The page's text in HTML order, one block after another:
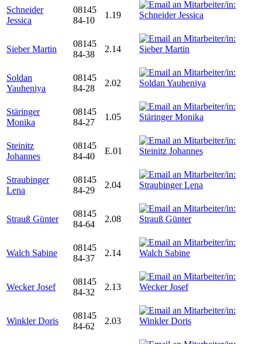
Schneider
Jessica
08145
84-10
1.19
Sieber Martin
08145
84-38
2.14
Soldan
Yauheniya
08145
84-28
2.02
Stäringer
Monika
08145
84-27
1.05
Steinitz
Johannes
08145
84-40
E.01
Straubinger
Lena
08145
84-29
2.04
Strauß Günter
08145
84-64
2.08
Walch Sabine
08145
84-37
2.14
Wecker Josef
08145
84-32
2.13
Winkler Doris
08145
84-62
2.03